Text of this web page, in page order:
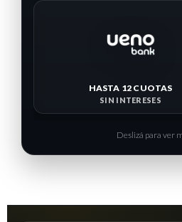
HASTA 12 CUOTAS
SIN INTERESES
Deslizá para ver